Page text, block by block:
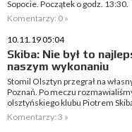
Sopocie. Początek o godz. 13:30.
Komentarzy: 0 »
10.11.19 05:04
Skiba: Nie był to
naszym wykonaniu
Stomil Olsztyn przegrał na
Poznań. Po meczu
olsztyńskiego klubu Piotrem
Komentarzy: 3 »